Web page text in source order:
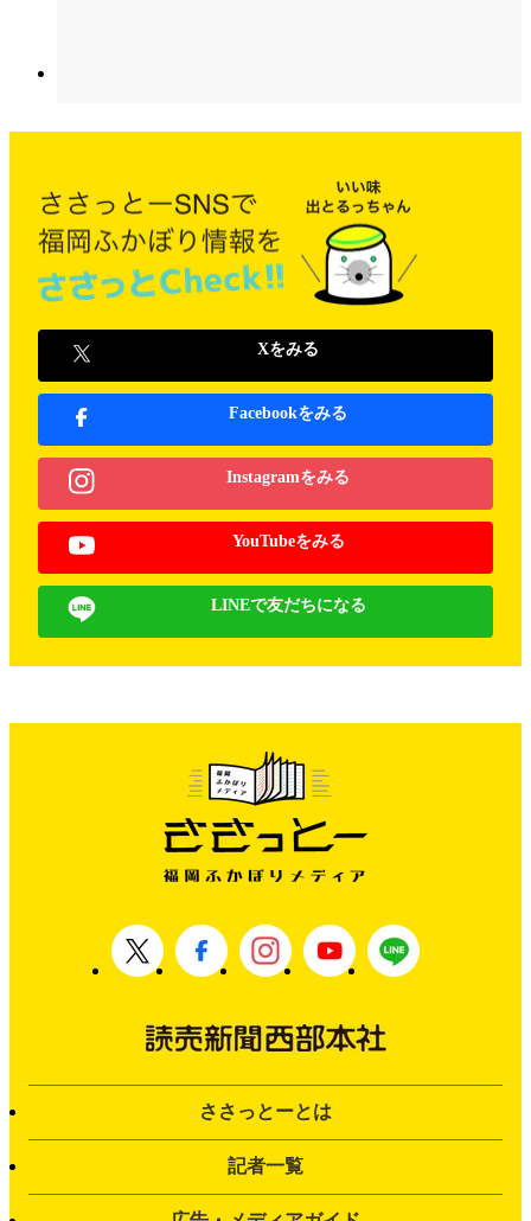
Xをみる
Facebookをみる
Instagramをみる
YouTubeをみる
LINEで友だちになる
ささっとーとは
記者一覧